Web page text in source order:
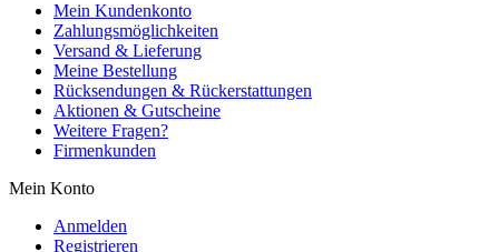
Mein Kundenkonto
Zahlungsmöglichkeiten
Versand & Lieferung
Meine Bestellung
Rücksendungen & Rückerstattungen
Aktionen & Gutscheine
Weitere Fragen?
Firmenkunden
Mein Konto
Anmelden
Registrieren